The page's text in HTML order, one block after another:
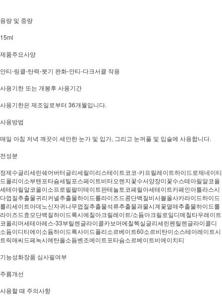
용량 및 중량
15ml
제품주요사양
안티-링클-탄력-붓기 완화-안티-다크서클 작용
사용기한 또는 개봉후 사용기간
사용기한은 제조일로부터 36개월입니다.
사용방법
매일 아침 저녁 깨끗이 세안한 눈가 및 입가, 그리고 눈꺼풀 및 입술에 사용합니다.
전성분
정제수글리세린쉐어버터글리세릴미리스테이트코코-카프릴레이트하이드로제네이티
드폴리이소부텐포타슘세틸포스페이트비터오렌지꽃수서양장미꽃수스테아릴알코올
세테아릴알코올이소프로필팔미테이트판테놀토코페릴아세테이트카페인아틀라스시
다껍질추출물귀리커넬추출물하이드롤라이즈드콩단백질비사볼올사카라이드하이드
롤리세이트아데노신자귀나무껍질추출물석류추출물과물시계꽃열매추출물하이드롤
라이즈드효모단백질하이드록시에칠아크릴레이트/소듐아크릴로일디메칠타우레이트
코폴리머세테아레스-33부틸렌글라이콜카보머에칠헥실글리세린펜틸렌글라이콜디
소듐이디티에이소듐하이드록사이드폴리소르베이트60소르비탄이소스테아레이트시
트릭애씨드페녹시에탄올소듐벤조에이트포타슘소르베이트비에이치티
기능성화장품 심사필여부
주름개선
사용할 때 주의사항